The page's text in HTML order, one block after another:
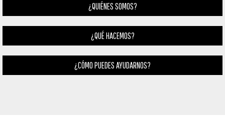
¿QUIÉNES SOMOS?
¿QUÉ HACEMOS?
¿CÓMO PUEDES AYUDARNOS?